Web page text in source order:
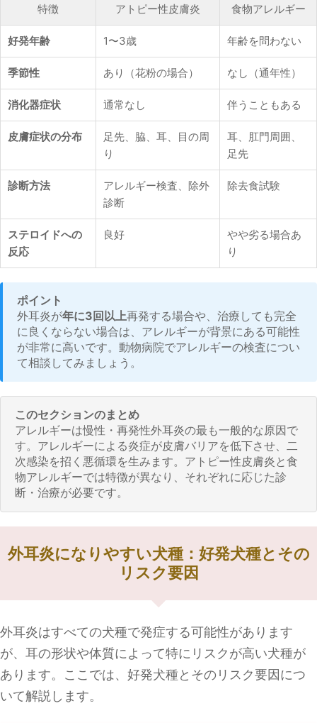
特徴 アトピー性皮膚炎 食物アレルギー
好発年齢 1〜3歳 年齢を問わない
季節性 あり（花粉の場合） なし（通年性）
消化器症状 通常なし 伴うこともある
皮膚症状の分布
足先、脇、耳、目の周
り
耳、肛門周囲、
足先
診断方法
アレルギー検査、除外
診断
除去食試験
ステロイドへの
反応
良好
やや劣る場合あ
り
ポイント
外耳炎が年に3回以上再発する場合や、治療しても完全
に良くならない場合は、アレルギーが背景にある可能性
が非常に高いです。動物病院でアレルギーの検査につい
て相談してみましょう。
このセクションのまとめ
アレルギーは慢性・再発性外耳炎の最も一般的な原因で
す。アレルギーによる炎症が皮膚バリアを低下させ、二
次感染を招く悪循環を生みます。アトピー性皮膚炎と食
物アレルギーでは特徴が異なり、それぞれに応じた診
断・治療が必要です。
外耳炎になりやすい犬種：好発犬種とその
リスク要因
外耳炎はすべての犬種で発症する可能性があります
が、耳の形状や体質によって特にリスクが高い犬種が
あります。ここでは、好発犬種とそのリスク要因につ
いて解説します。